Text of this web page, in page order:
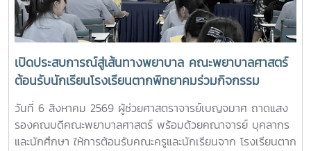
เปิดประสบการณ์สู่เส้นทางพยาบาล คณะพยาบาลศาสตร์
ต้อนรับนักเรียนโรงเรียนตากพิทยาคมร่วมกิจกรรม
"Future Nurse Portfolio"
วันที่ 6 สิงหาคม 2569 ผู้ช่วยศาสตราจารย์เบญจมาศ ถาดแสง
รองคณบดีคณะพยาบาลศาสตร์ พร้อมด้วยคณาจารย์ บุคลากร
และนักศึกษา ให้การต้อนรับคณะครูและนักเรียนจาก โรงเรียนตาก